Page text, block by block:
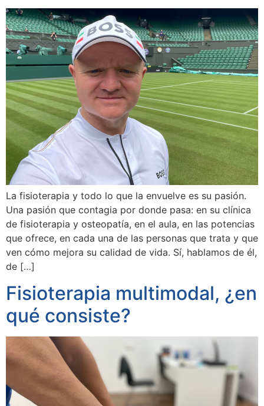
La fisioterapia y todo lo que la envuelve es su pasión.
Una pasión que contagia por donde pasa: en su clínica
de fisioterapia y osteopatía, en el aula, en las potencias
que ofrece, en cada una de las personas que trata y que
ven cómo mejora su calidad de vida. Sí, hablamos de él,
de […]
Fisioterapia multimodal, ¿en
qué consiste?